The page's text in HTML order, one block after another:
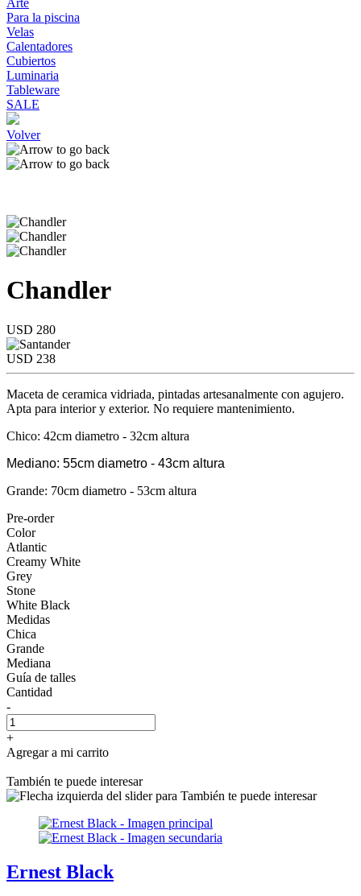
Arte
Para la piscina
Velas
Calentadores
Cubiertos
Luminaria
Tableware
SALE
Volver
Chandler
USD 280
USD 238
Maceta de ceramica vidriada, pintadas artesanalmente con agujero.
Apta para interior y exterior. No requiere mantenimiento.
Chico: 42cm diametro - 32cm altura
Mediano: 55cm diametro - 43cm altura
Grande: 70cm diametro - 53cm altura
Pre-order
Color
Atlantic
Creamy White
Grey
Stone
White Black
Medidas
Chica
Grande
Mediana
Guía de talles
Cantidad
-
+
Agregar a mi carrito
También te puede interesar
Ernest Black